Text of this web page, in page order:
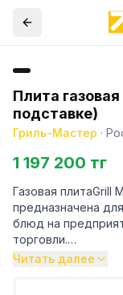
Плита
подставке)
Гриль-Мастер ·
1 197 200 тг
Газовая плитаGrill
предназначена
блюд на
торговли.
использовать
Читать далее